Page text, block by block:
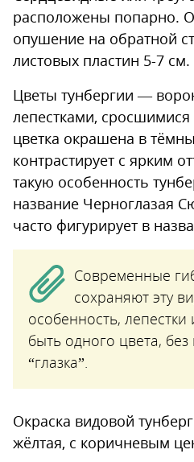
расположены попарно.
опушение на обратной
листовых пластин 5-7 см.
Цветы тунбергии —
лепестками, сросшимися
цветка окрашена в
контрастирует с ярким
такую особенность
название Черноглазая
часто фигурирует в
Современные
сохраняют эту
особенность,
быть одного цвета, без
“глазка”.
Окраска видовой
жёлтая, с коричневым